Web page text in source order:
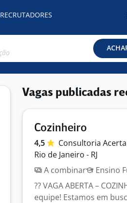
RECRUTADORES
Vagas publicadas
Cozinheiro
4,5 Consultoria Acerta
Rio de Janeiro - RJ
A combinar
Ensino
?? VAGA ABERTA –
equipe! Estamos em